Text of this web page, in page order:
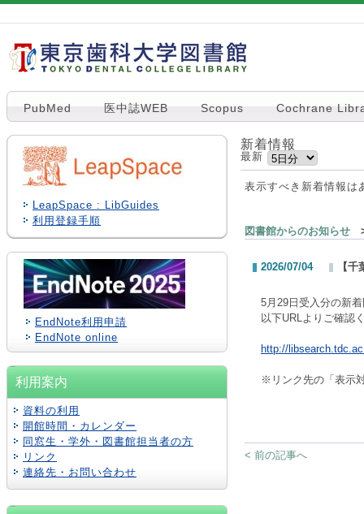
PubMed 医中誌WEB Scopus Cochrane
LeapSpace : LibGuides
利用登録手順
EndNote利用申請
EndNote online
利用案内
資料の利用
開館時間・カレンダー
同窓生・学外・図書館担当者の方
リンク
連絡先・お問い合わせ
新着情報
最新
表示すべき新着情報は
図書館からのお知らせ
2026/07/04 【
5月29日受入分の新
以下URLよりご確認
http://
※リンク先の「表示
< 前の記事へ